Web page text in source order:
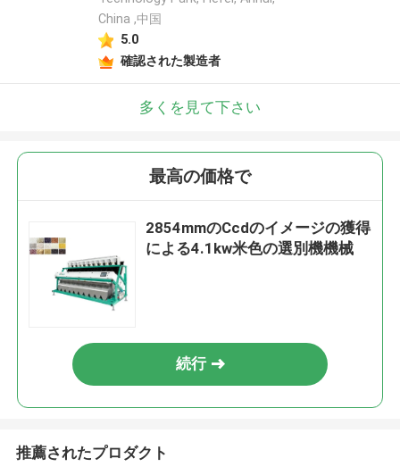
China ,中国
5.0
確認された製造者
多くを見て下さい
最高の価格で
2854mmのCcdのイメージの獲得
による4.1kw米色の選別機機械
続行
推薦されたプロダクト